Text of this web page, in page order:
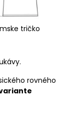
tričko
rovného